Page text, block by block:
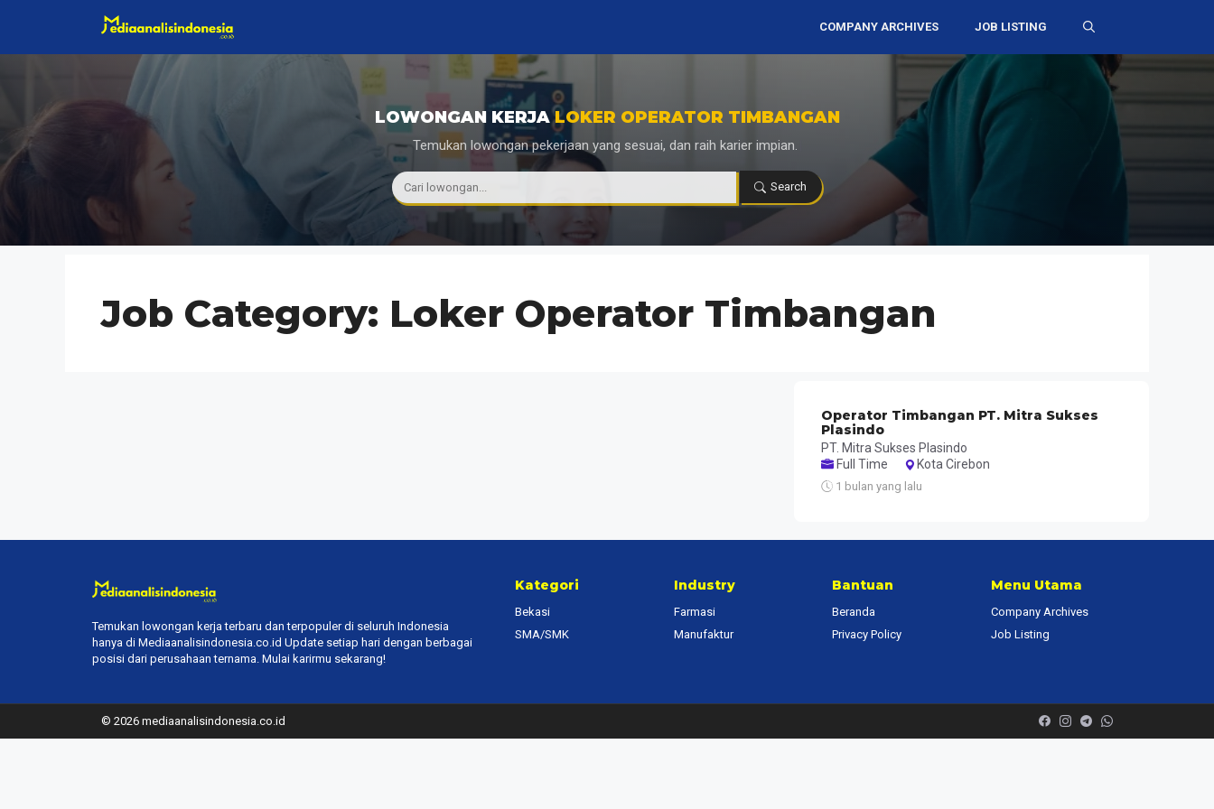
COMPANY ARCHIVES JOB LISTING
LOWONGAN KERJALOKER OPERATOR TIMBANGAN
Temukan lowongan pekerjaan yang sesuai, dan raih karier impian.
Search
Job Category: Loker Operator Timbangan
Operator Timbangan PT. Mitra Sukses
Plasindo
PT. Mitra Sukses Plasindo
Full Time
Kota Cirebon
1 bulan yang lalu
Temukan lowongan kerja terbaru dan terpopuler di seluruh Indonesia
hanya di Mediaanalisindonesia.co.id Update setiap hari dengan berbagai
posisi dari perusahaan ternama. Mulai karirmu sekarang!
Kategori
Bekasi
SMA/SMK
Industry
Farmasi
Manufaktur
Bantuan
Beranda
Privacy Policy
Menu Utama
Company Archives
Job Listing
© 2026 mediaanalisindonesia.co.id